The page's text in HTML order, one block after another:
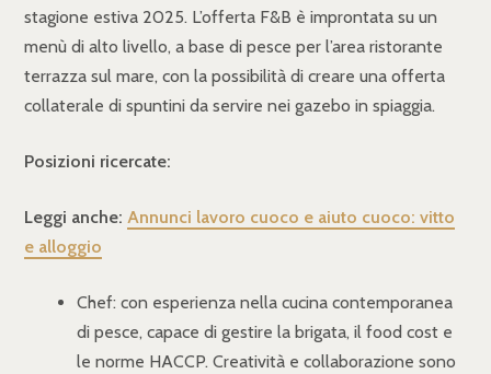
stagione estiva 2025. L’offerta F&B è improntata su un
menù di alto livello, a base di pesce per l’area ristorante
terrazza sul mare, con la possibilità di creare una offerta
collaterale di spuntini da servire nei gazebo in spiaggia.
Posizioni ricercate:
Leggi anche: Annunci lavoro cuoco e aiuto cuoco: vitto
e alloggio
Chef: con esperienza nella cucina contemporanea
di pesce, capace di gestire la brigata, il food cost e
le norme HACCP. Creatività e collaborazione sono